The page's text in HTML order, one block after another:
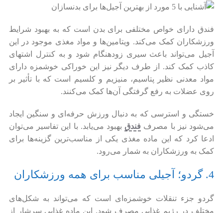
فندق دارای خواص مختلفی برای بدن است که به بهبود شرایط
ورزشکاران کمک می‌کند. ویتامین‌ها و مواد مغذی موجود در این
آجیل می‌تواند باعث سیری زودهنگام شود و به کنترل اشتهای
کاذب کمک کند. از طرف دیگر نیز این خوراکی خوشمزه دارای
مواد معدنی نظیر پتاسیم، منیزیم و کلسیم است که با تأثیر بر
روی عضلات به رفع گرفتگی آن‌ها کمک می‌کنند.
خستگی و استرسی که به دنبال ورزش حرفه‌ای و سنگین ایجاد
می‌شود نیز با مصرف فندق بهبود می‌یابد. با این تفاسیر می‌توان
ادعا کرد که این ماده مغذی یکی از مناسب‌ترین گزینه‌ها برای
کمک به ورزشکاران به شمار می‌رود.
4. گردو؛ آجیلی مناسب برای همه ورزشکاران
گردو جزء تنقلات خوشمزه‌ای است که می‌تواند به شکل‌های
مختلف در رژیم غذایی مصرف شود. این ماده غذایی سرشار از